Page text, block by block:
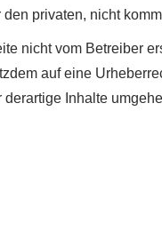
privaten, nicht
nicht vom Betreiber
auf eine
Inhalte